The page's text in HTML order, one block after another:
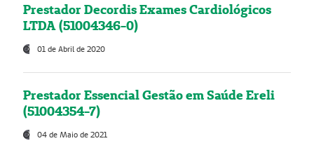
Prestador Decordis Exames Cardiológicos
LTDA (51004346-0)
01 de Abril de 2020
Prestador Essencial Gestão em Saúde Ereli
(51004354-7)
04 de Maio de 2021